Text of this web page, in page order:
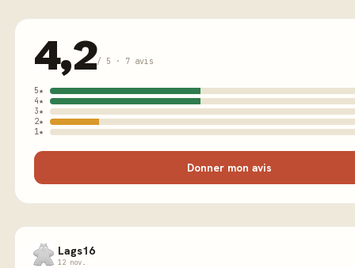
4,2/ 5 · 7 avis
5★
4★
3★
2★
1★
Donner mon avis
Lags16
12 nov.